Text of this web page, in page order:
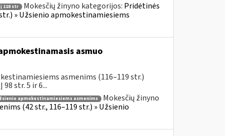
118 str Mokesčių žinyno kategorijos: Pridėtinės
» Užsienio apmokestinamiesiems
asmuo
asmenims (116–119 str.)
str. 5 ir 6...
apmokestinamiesiems asmenims
Mokesčių žinyno
(42 str., 116–119 str.) » Užsienio